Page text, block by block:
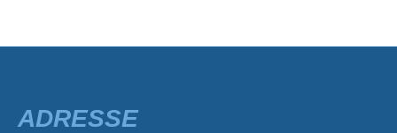
ADRESSE